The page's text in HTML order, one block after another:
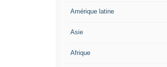
Amérique latine
Asie
Afrique